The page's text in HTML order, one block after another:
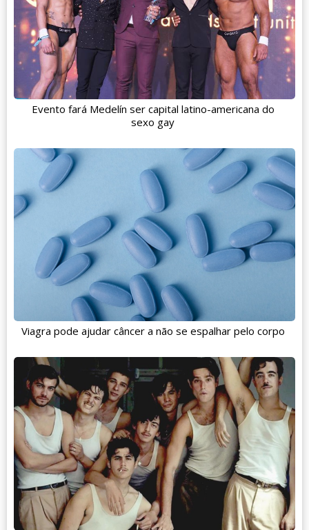
Evento fará Medelín ser capital latino-americana do
sexo gay
Viagra pode ajudar câncer a não se espalhar pelo corpo